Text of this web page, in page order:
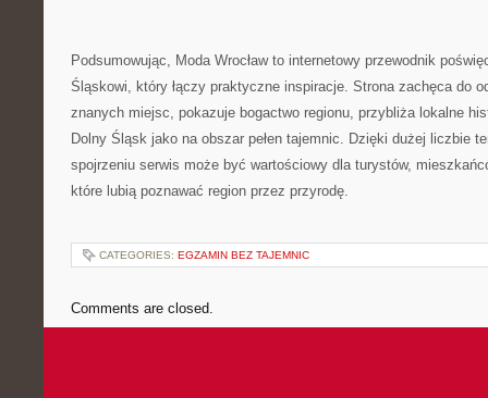
Podsumowując, Moda Wrocław to internetowy przewodnik
Śląskowi, który łączy praktyczne inspiracje. Strona zachęca do
znanych miejsc, pokazuje bogactwo regionu, przybliża lokalne
Dolny Śląsk jako na obszar pełen tajemnic. Dzięki dużej liczbie
spojrzeniu serwis może być wartościowy dla turystów,
które lubią poznawać region przez przyrodę.
CATEGORIES: EGZAMIN BEZ TAJEMNIC
Comments are closed.